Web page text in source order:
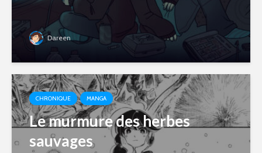
Dareen
CHRONIQUE MANGA
Le murmure des herbes
sauvages